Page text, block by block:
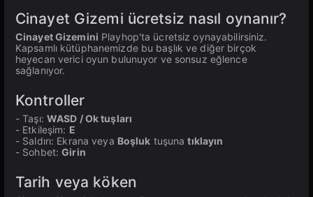
Cinayet Gizemi ücretsiz nasıl oynanır?
Cinayet Gizemini Playhop'ta ücretsiz oynayabilirsiniz.
Kapsamlı kütüphanemizde bu başlık ve diğer birçok
heyecan verici oyun bulunuyor ve sonsuz eğlence
sağlanıyor.
Kontroller
- Taşı: WASD / Ok tuşları
- Etkileşim: E
- Saldırı: Ekrana veya Boşluk tuşunatıklayın
- Sohbet:Girin
Tarih veya köken